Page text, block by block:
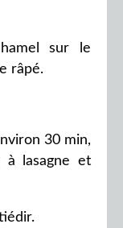
sur le
râpé.
30 min,
à lasagne et